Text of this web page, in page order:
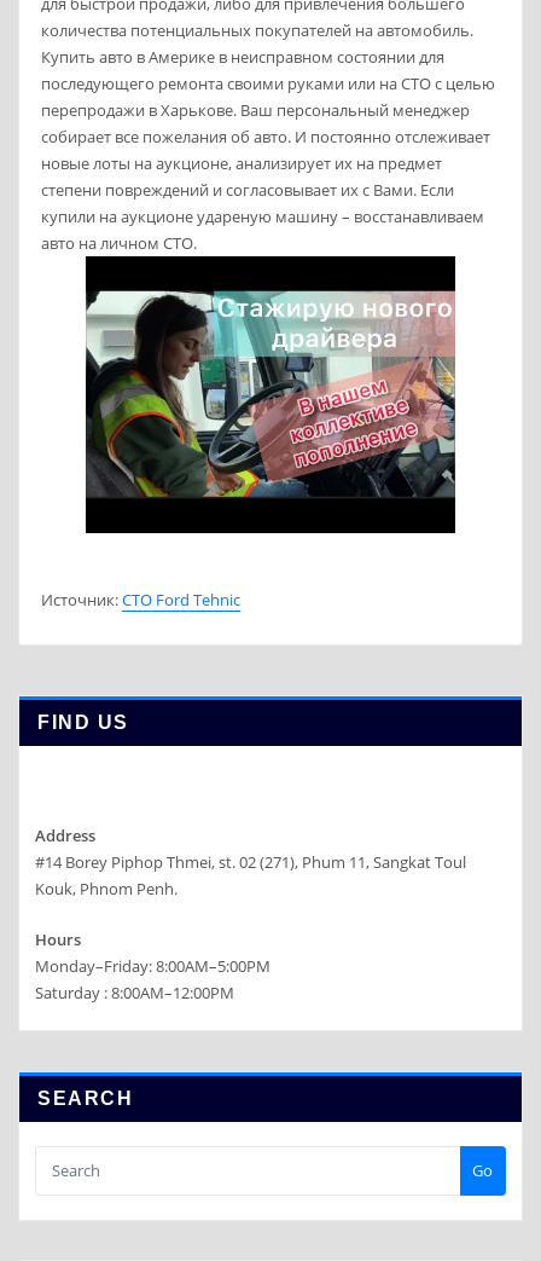
количества потенциальных покупателей на автомобиль.
Купить авто в Америке в неисправном состоянии для
последующего ремонта своими руками или на СТО с целью
перепродажи в Харькове. Ваш персональный менеджер
собирает все пожелания об авто. И постоянно отслеживает
новые лоты на аукционе, анализирует их на предмет
степени повреждений и согласовывает их с Вами. Если
купили на аукционе удареную машину – восстанавливаем
авто на личном СТО.
Источник:СТО Ford Tehnic
FIND US
Address
#14 Borey Piphop Thmei, st. 02 (271), Phum 11, Sangkat Toul
Kouk, Phnom Penh.
Hours
Monday–Friday: 8:00AM–5:00PM
Saturday : 8:00AM–12:00PM
SEARCH
Go